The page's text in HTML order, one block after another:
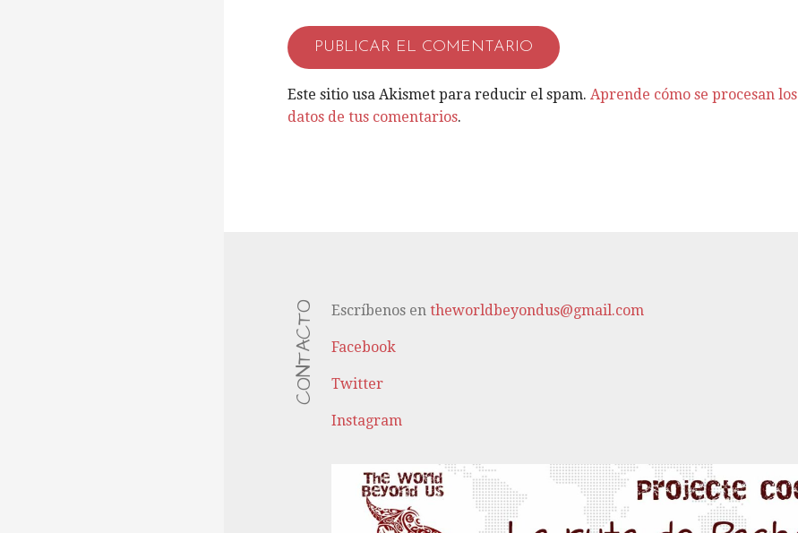
Este sitio usa Akismet para reducir el spam. Aprende cómo se procesan los
datos de tus comentarios.
CONTACTO Escríbenos entheworldbeyondus@gmail.com
Facebook
Twitter
Instagram